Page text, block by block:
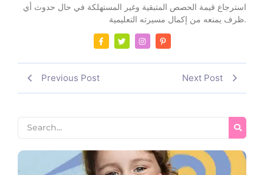
استرجاع قيمة الحصص المتبقية وغير المستهلكة في حال حدوث أي
ظرف يمنعه من إكمال مسيرته التعليمية.
Previous Post Next Post